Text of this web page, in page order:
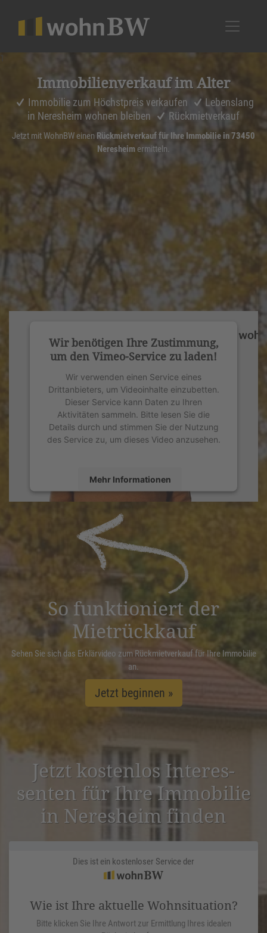
Immobi­li­en­ver­kauf im Alter
Immobilie zum Höchstpreis verkaufen
Lebenslang
in Neresheim wohnen bleiben
Rückmietverkauf
Jetzt mit WohnBW einen Rückmietverkauf für Ihre Immobilie in 73450
Neresheim ermitteln.
Wir benötigen Ihre Zustimmung,
um den Vimeo-Service zu laden!
Wir verwenden einen Service eines
Drittanbieters, um Videoinhalte einzubetten.
Dieser Service kann Daten zu Ihren
Aktivitäten sammeln. Bitte lesen Sie die
Details durch und stimmen Sie der Nutzung
des Service zu, um dieses Video anzusehen.
Mehr Informationen
powered by
Management Platform
So funktioniert der
Mietrückkauf
Sehen Sie sich das Erklärvideo zum Rückmietverkauf für Ihre Immobilie
an.
Jetzt beginnen »
Jetzt kostenlos Inter­es­
senten für Ihre Immobilie
in Neresheim finden
Dies ist ein kostenloser Service der
Wie ist Ihre aktuelle Wohnsituation?
Bitte klicken Sie Ihre Antwort zur Ermittlung Ihres idealen